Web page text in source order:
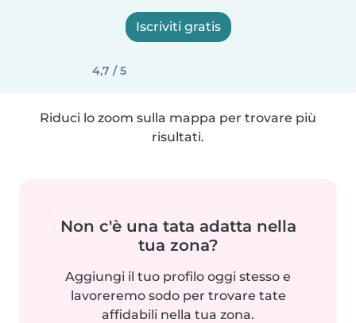
Iscriviti gratis
4,7 / 5
Riduci lo zoom sulla mappa per trovare più
risultati.
Non c'è una tata adatta nella
tua zona?
Aggiungi il tuo profilo oggi stesso e
lavoreremo sodo per trovare tate
affidabili nella tua zona.